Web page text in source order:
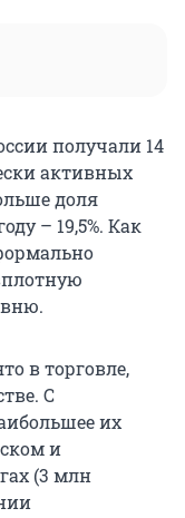
получали 14
активных
доля
– 19,5%. Как
в торговле,
С
их
и
(3 млн